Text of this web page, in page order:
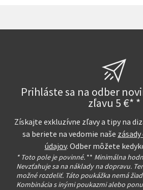
Prihláste sa na odber
zľavu 5 €* *
Získajte exkluzívne zľavy a tipy na
sa beriete na vedomie naše
údajov. Odber môžete
* Toto pole je povinné. ** Minimálna
Nevzťahuje sa na náklady na dopravu.
možné rozdeliť. Táto poukážka nemá
Kombinácia s inými poukazmi alebo